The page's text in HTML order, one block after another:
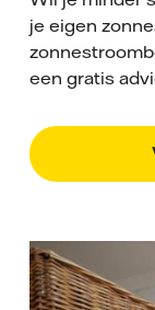
je eigen
een gratis